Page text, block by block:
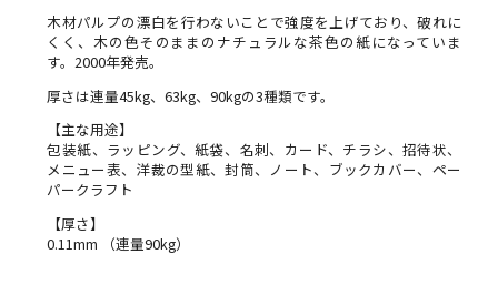
木材パルプの漂白を行わないことで強度を上げており、破れに
くく、木の色そのままのナチュラルな茶色の紙になっていま
す。2000年発売。
厚さは連量45kg、63kg、90kgの3種類です。
【主な用途】
包装紙、ラッピング、紙袋、名刺、カード、チラシ、招待状、
メニュー表、洋裁の型紙、封筒、ノート、ブックカバー、ペー
パークラフト
【厚さ】
0.11mm （連量90kg）